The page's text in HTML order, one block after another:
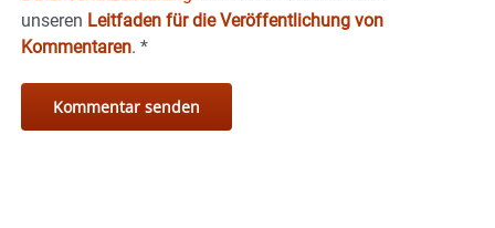
unseren Leitfaden für die Veröffentlichung von
Kommentaren. *